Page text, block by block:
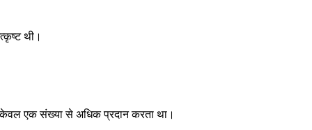
थी।
एक संख्या से अधिक प्रदान करता था।